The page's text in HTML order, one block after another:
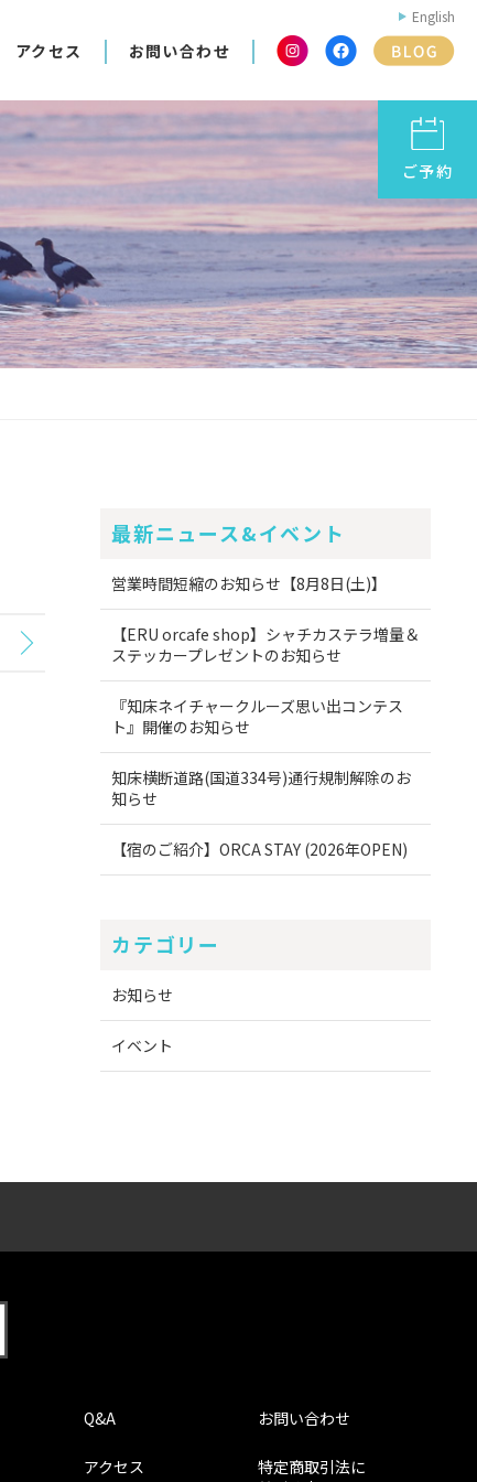
アクセス お問い合わせ
English
ご予約
最新ニュース&イベント
営業時間短縮のお知らせ【8月8日(土)】
【ERU orcafe shop】シャチカステラ増量＆
ステッカープレゼントのお知らせ
『知床ネイチャークルーズ思い出コンテス
ト』開催のお知らせ
知床横断道路(国道334号)通行規制解除のお
知らせ
【宿のご紹介】ORCA STAY (2026年OPEN)
カテゴリー
お知らせ
イベント
Q&A
アクセス
お問い合わせ
特定商取引法に